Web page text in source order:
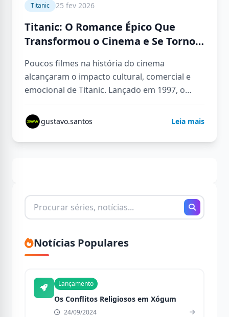
Titanic 25 fev 2026
Titanic: O Romance Épico Que
Transformou o Cinema e Se Tornou
Poucos filmes na história do cinema
alcançaram o impacto cultural, comercial e
emocional de Titanic. Lançado em 1997, o
gustavo.santos Leia mais
Buscando
por:
Notícias Populares
Lançamento
Os Conflitos Religiosos em Xógum
24/09/2024